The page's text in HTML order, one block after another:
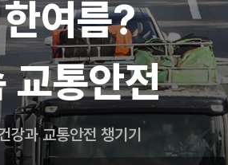
여름?
교통안전
강과 교통안전 챙기기